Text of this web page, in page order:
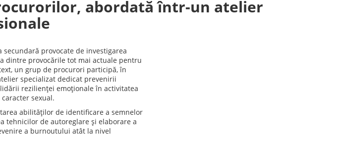
abordată într-un atelier
provocate de investigarea
dintre provocările tot mai actuale pentru
un grup de procurori participă, în
specializat dedicat prevenirii
rezilienței emoționale în activitatea
sexual.
abilităților de identificare a semnelor
tehnicilor de autoreglare și elaborare a
a burnoutului atât la nivel